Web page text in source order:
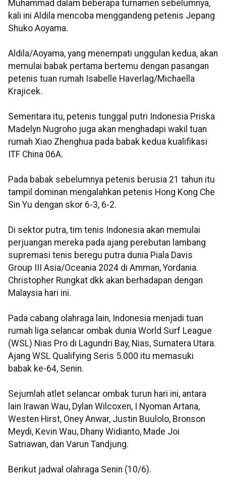
Muhammad dalam beberapa turnamen sebelumnya,
kali ini Aldila mencoba menggandeng petenis Jepang
Shuko Aoyama.
Aldila/Aoyama, yang menempati unggulan kedua, akan
memulai babak pertama bertemu dengan pasangan
petenis tuan rumah Isabelle Haverlag/Michaella
Krajicek.
Sementara itu, petenis tunggal putri Indonesia Priska
Madelyn Nugroho juga akan menghadapi wakil tuan
rumah Xiao Zhenghua pada babak kedua kualifikasi
ITF China 06A.
Pada babak sebelumnya petenis berusia 21 tahun itu
tampil dominan mengalahkan petenis Hong Kong Che
Sin Yu dengan skor 6-3, 6-2.
Di sektor putra, tim tenis Indonesia akan memulai
perjuangan mereka pada ajang perebutan lambang
supremasi tenis beregu putra dunia Piala Davis
Group III Asia/Oceania 2024 di Amman, Yordania.
Christopher Rungkat dkk akan berhadapan dengan
Malaysia hari ini.
Pada cabang olahraga lain, Indonesia menjadi tuan
rumah liga selancar ombak dunia World Surf League
(WSL) Nias Pro di Lagundri Bay, Nias, Sumatera Utara.
Ajang WSL Qualifying Seris 5.000 itu memasuki
babak ke-64, Senin.
Sejumlah atlet selancar ombak turun hari ini, antara
lain Irawan Wau, Dylan Wilcoxen, I Nyoman Artana,
Westen Hirst, Oney Anwar, Justin Buulolo, Bronson
Meydi, Kevin Wau, Dhany Widianto, Made Joi
Satriawan, dan Varun Tandjung.
Berikut jadwal olahraga Senin (10/6).